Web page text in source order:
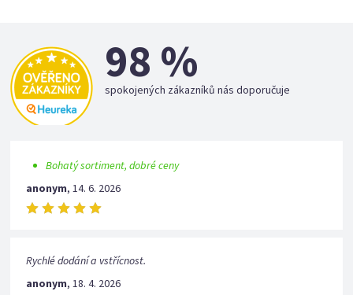
98 %
spokojených zákazníků nás doporučuje
Bohatý sortiment, dobré ceny
anonym,14. 6. 2026
Rychlé dodání a vstřícnost.
anonym,18. 4. 2026